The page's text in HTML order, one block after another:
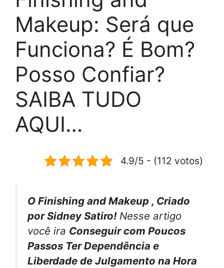
Makeup: Será que
Funciona? É Bom?
Posso Confiar?
SAIBA TUDO
AQUI…
4.9/5 - (112 votos)
O Finishing and Makeup , Criado
por Sidney Satiro! Nesse artigo
você ira Conseguir com Poucos
Passos Ter Dependência e
Liberdade de Julgamento na Hora